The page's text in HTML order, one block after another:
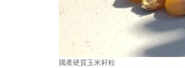
國產硬質玉米耔粒